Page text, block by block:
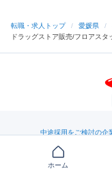
転職・求人トップ / 愛媛県 /
ドラッグストア販売/フロアスタ
ホーム
中途採用をご検討の企